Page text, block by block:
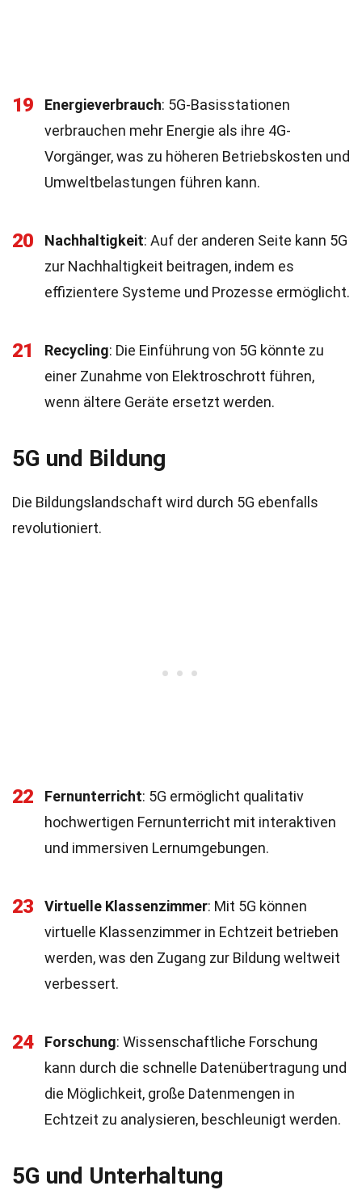
19 Energieverbrauch: 5G-Basisstationen
verbrauchen mehr Energie als ihre 4G-
Vorgänger, was zu höheren Betriebskosten und
Umweltbelastungen führen kann.
20 Nachhaltigkeit: Auf der anderen Seite kann 5G
zur Nachhaltigkeit beitragen, indem es
effizientere Systeme und Prozesse ermöglicht.
21 Recycling: Die Einführung von 5G könnte zu
einer Zunahme von Elektroschrott führen,
wenn ältere Geräte ersetzt werden.
5G und Bildung
Die Bildungslandschaft wird durch 5G ebenfalls
revolutioniert.
22 Fernunterricht: 5G ermöglicht qualitativ
hochwertigen Fernunterricht mit interaktiven
und immersiven Lernumgebungen.
23 Virtuelle Klassenzimmer: Mit 5G können
virtuelle Klassenzimmer in Echtzeit betrieben
werden, was den Zugang zur Bildung weltweit
verbessert.
24 Forschung: Wissenschaftliche Forschung
kann durch die schnelle Datenübertragung und
die Möglichkeit, große Datenmengen in
Echtzeit zu analysieren, beschleunigt werden.
5G und Unterhaltung